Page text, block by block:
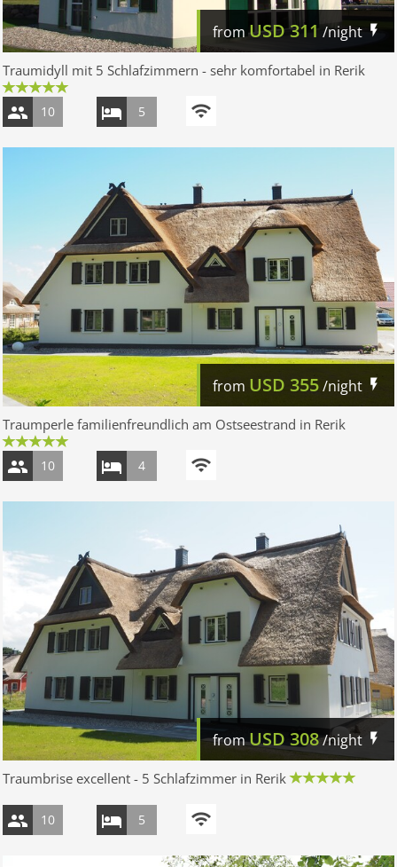
fromUSD311 /night
Traumidyll mit 5 Schlafzimmern - sehr komfortabel in Rerik
10 5
from USD 355/night
Traumperle familienfreundlich am Ostseestrand in Rerik
10 4
fromUSD 308/night
Traumbrise excellent - 5 Schlafzimmer in Rerik
10 5